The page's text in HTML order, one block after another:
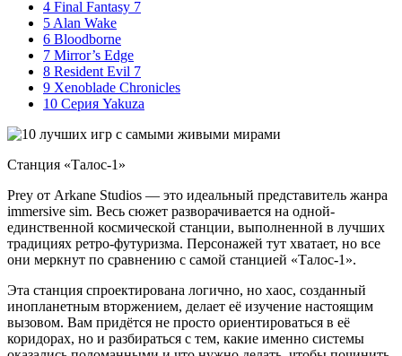
4 Final Fantasy 7
5 Alan Wake
6 Bloodborne
7 Mirror’s Edge
8 Resident Evil 7
9 Xenoblade Chronicles
10 Серия Yakuza
Станция «Талос-1»
Prey от Arkane Studios — это идеальный представитель жанра
immersive sim. Весь сюжет разворачивается на одной-
единственной космической станции, выполненной в лучших
традициях ретро-футуризма. Персонажей тут хватает, но все
они меркнут по сравнению с самой станцией «Талос-1».
Эта станция спроектирована логично, но хаос, созданный
инопланетным вторжением, делает её изучение настоящим
вызовом. Вам придётся не просто ориентироваться в её
коридорах, но и разбираться с тем, какие именно системы